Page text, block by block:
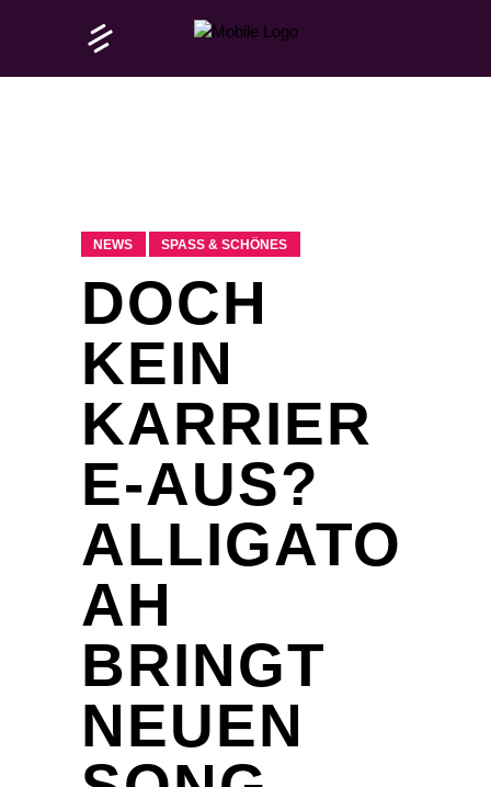
NEWS SPASS & SCHÖNES
DOCH
KEIN
KARRIER
E-AUS?
ALLIGATO
AH
BRINGT
NEUEN